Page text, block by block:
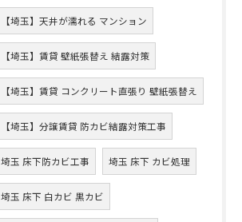
【埼玉】天井が濡れる マンション
【埼玉】賃貸 壁紙張替え 結露対策
【埼玉】賃貸 コンクリート直張り 壁紙張替え
【埼玉】分譲賃貸 防カビ結露対策工事
埼玉 床下防カビ工事 埼玉 床下 カビ処理
埼玉 床下 白カビ 黒カビ